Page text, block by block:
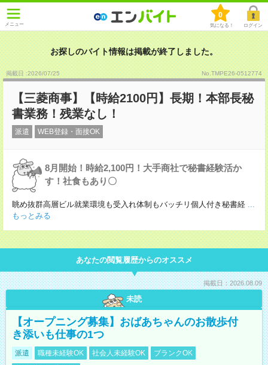
メニュー
0
気になる！ ログイン
お探しのバイト情報は掲載が終了しました。
掲載日 :2026/07/25 No.TMPE26-0512774
【三菱商事】【時給2100円】長期！本部長秘
書業務！残業なし！
派遣 WEB登録・面接OK
8月開始！時給2,100円！大手商社で秘書経験活か
す！社食もあり〇
眺め抜群高層ビル就業環境も受入れ体制もバッチリ個人付き秘書経 ...
もっとみる
あなたの閲覧履歴からのオススメ
掲載日：2026.08.09
未読
【オープニング募集】おばあちゃんのお散歩付
き添いも仕事の1つ
派遣 職種未経験OK 社会人未経験OK
ブランクOK